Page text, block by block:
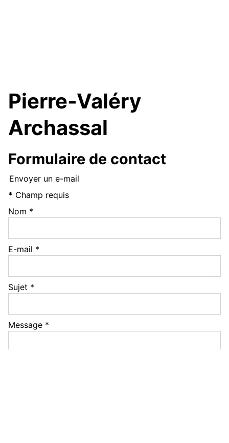
Pierre-Valéry
Archassal
Formulaire de contact
Envoyer un e-mail
* Champ requis
Nom *
E-mail *
Sujet *
Message *